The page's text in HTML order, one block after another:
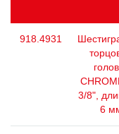
918.4931
3/8",
6